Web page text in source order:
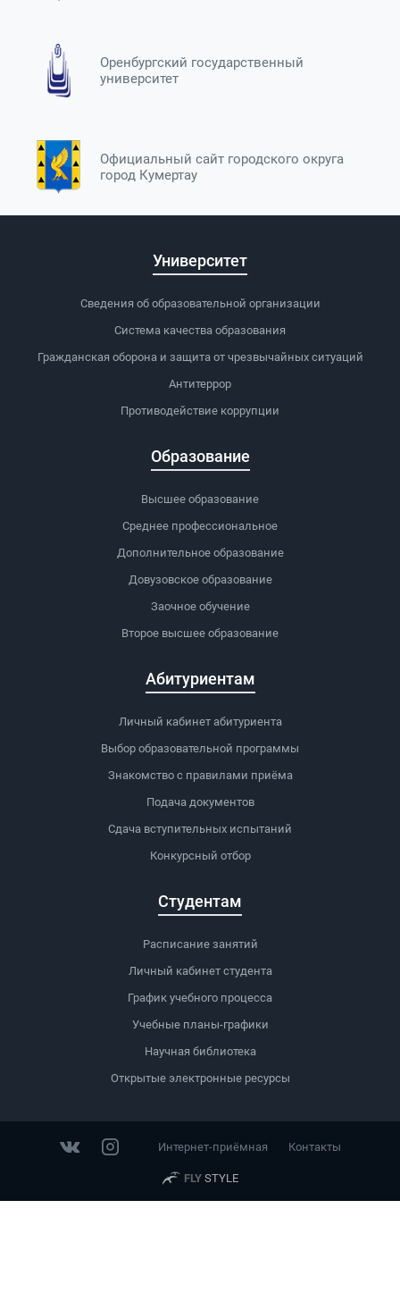
Оренбургский государственный
университет
Официальный сайт городского округа
город Кумертау
Университет
Сведения об образовательной организации
Система качества образования
Гражданская оборона и защита от чрезвычайных ситуаций
Антитеррор
Противодействие коррупции
Образование
Высшее образование
Среднее профессиональное
Дополнительное образование
Довузовское образование
Заочное обучение
Второе высшее образование
Абитуриентам
Личный кабинет абитуриента
Выбор образовательной программы
Знакомство с правилами приёма
Подача документов
Сдача вступительных испытаний
Конкурсный отбор
Студентам
Расписание занятий
Личный кабинет студента
График учебного процесса
Учебные планы-графики
Научная библиотека
Открытые электронные ресурсы
Интернет-приёмная Контакты
FLYSTYLE